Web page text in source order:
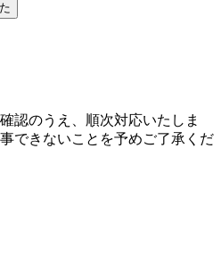
認のうえ、順次対応いたしま
できないことを予めご了承くだ